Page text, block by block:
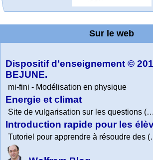
Office fédéral de
la statistique
Wolfram web
resources
TED Talks
Arts-Scènes
La société 2018
expliquée à mon
grand-père
Online math
practice and
lessons
MATHCURVE.CO
M
Wolfram
Education Portal
WolframTones :
Generate a
Composition
Sur le web
Dispositif d’enseignement ©
BEJUNE.
mi-fini - Modélisation en physique
Energie et climat
Site de vulgarisation sur les questions
Introduction rapide pour les
Tutoriel pour apprendre à résoudre des